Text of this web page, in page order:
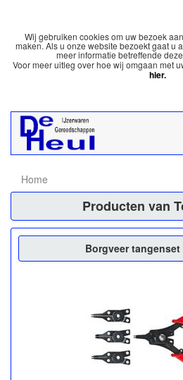
Wij gebruiken cookies om uw bezoek
maken. Als u onze website bezoekt gaat u
meer informatie betreffende
Voor meer uitleg over hoe wij omgaan met
hier.
Home
Producten van
Borgveer